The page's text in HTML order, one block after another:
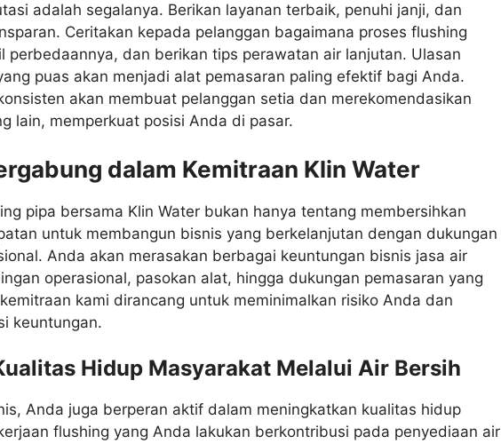
adalah segalanya. Berikan layanan terbaik, penuhi janji, dan
Ceritakan kepada pelanggan bagaimana proses flushing
perbedaannya, dan berikan tips perawatan air lanjutan. Ulasan
puas akan menjadi alat pemasaran paling efektif bagi Anda.
akan membuat pelanggan setia dan merekomendasikan
lain, memperkuat posisi Anda di pasar.
dalam Kemitraan Klin Water
pipa bersama Klin Water bukan hanya tentang membersihkan
untuk membangun bisnis yang berkelanjutan dengan dukungan
Anda akan merasakan berbagai keuntungan bisnis jasa air
operasional, pasokan alat, hingga dukungan pemasaran yang
kami dirancang untuk meminimalkan risiko Anda dan
keuntungan.
Hidup Masyarakat Melalui Air Bersih
Anda juga berperan aktif dalam meningkatkan kualitas hidup
flushing yang Anda lakukan berkontribusi pada penyediaan air